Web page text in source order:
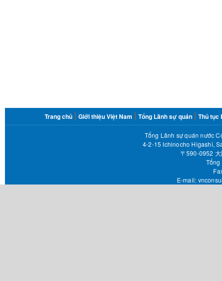
MENU
Trang chủ Giới thiệu Việt Nam Tổng Lãnh sự quán Thủ tục
Tổng Lãnh sự quán nước
4-2-15 Ichinocho Higashi,
〒590-0952
E-mail: